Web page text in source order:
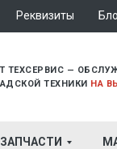
ТЕХСЕРВИС —
ТЕХНИКИ НА
Реквизиты
ЗАПЧАСТИ